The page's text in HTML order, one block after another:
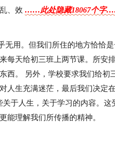
、效 ……此处隐藏18067个字
无用。但我们所住的地方恰恰
每天给初三班上两节课。所安
西。 另外，学校要求我们给初
人生充满迷茫，最后我们决定
于人生，关于学习的内容。
能理解我们所传播的精神。